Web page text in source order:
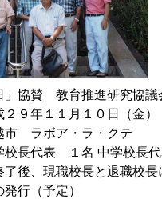
協賛 教育推進研究協議
１月１０日（金）
ア・ラ・クテ
名 中学校長代表 １
退職校長による
行（予定）